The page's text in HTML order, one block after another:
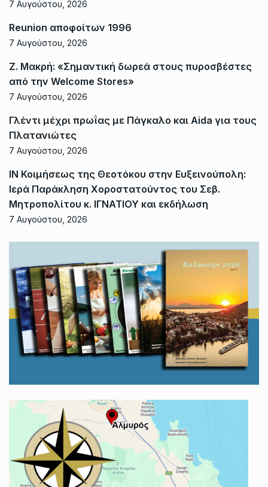
7 Αυγούστου, 2026
Reunion αποφοίτων 1996
7 Αυγούστου, 2026
Ζ. Μακρή: «Σημαντική δωρεά στους πυροσβέστες
από την Welcome Stores»
7 Αυγούστου, 2026
Γλέντι μέχρι πρωΐας με Πάγκαλο και Aida για τους
Πλατανιώτες
7 Αυγούστου, 2026
ΙΝ Κοιμήσεως της Θεοτόκου στην Ευξεινούπολη:
Ιερά Παράκληση Χοροστατούντος του Σεβ.
Μητροπολίτου κ. ΙΓΝΑΤΙΟΥ και εκδήλωση
7 Αυγούστου, 2026